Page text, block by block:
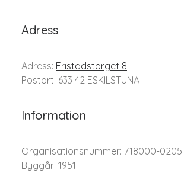
Adress
Adress: Fristadstorget 8
Postort: 633 42 ESKILSTUNA
Information
Organisationsnummer: 718000-0205
Byggår: 1951